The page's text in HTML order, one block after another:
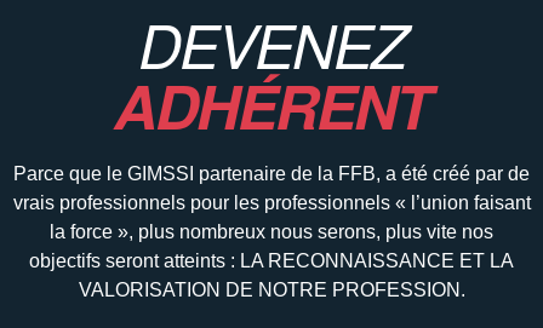
DEVENEZ
ADHÉRENT
Parce que le GIMSSI partenaire de la FFB, a été créé par de
vrais professionnels pour les professionnels « l’union faisant
la force », plus nombreux nous serons, plus vite nos
objectifs seront atteints : LA RECONNAISSANCE ET LA
VALORISATION DE NOTRE PROFESSION.